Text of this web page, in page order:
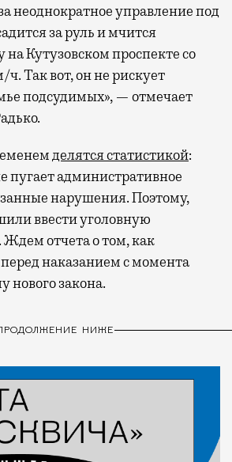
неоднократное управление под
за руль и мчится
на Кутузовском проспекте со
Так вот, он не рискует
подсудимых», — отмечает
делятся статистикой:
пугает административное
нарушения. Поэтому,
ввести уголовную
Ждем отчета о том, как
наказанием с момента
нового закона.
НИЖЕ